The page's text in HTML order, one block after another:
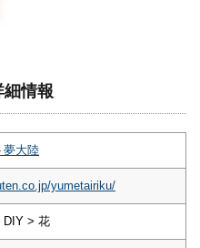
細情報
夢大陸
yumetairiku/
DIY > 花